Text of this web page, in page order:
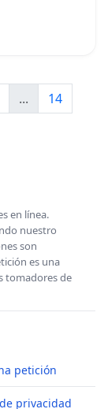
...
14
en línea.
nuestro
son
es una
tomadores de
petición
privacidad